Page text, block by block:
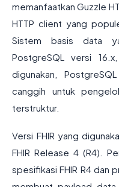
memanfaatkan Guzzle
HTTP client yang
Sistem basis data
PostgreSQL versi
digunakan,
canggih untuk
terstruktur.
Versi FHIR yang
FHIR Release 4 (R4).
spesifikasi FHIR R4 dan